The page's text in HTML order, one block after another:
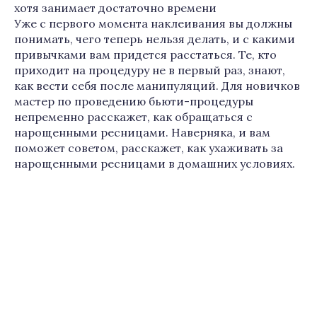
хотя занимает достаточно времени
Уже с первого момента наклеивания вы должны
понимать, чего теперь нельзя делать, и с какими
привычками вам придется расстаться. Те, кто
приходит на процедуру не в первый раз, знают,
как вести себя после манипуляций. Для новичков
мастер по проведению бьюти-процедуры
непременно расскажет, как обращаться с
нарощенными ресницами. Наверняка, и вам
поможет советом, расскажет, как ухаживать за
нарощенными ресницами в домашних условиях.